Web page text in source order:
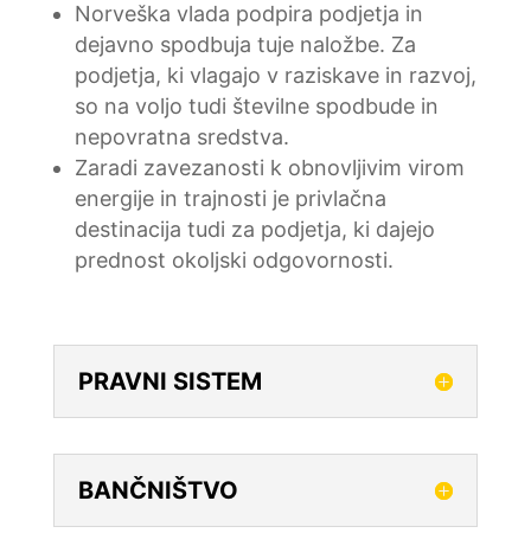
Norveška vlada podpira podjetja in
dejavno spodbuja tuje naložbe. Za
podjetja, ki vlagajo v raziskave in razvoj,
so na voljo tudi številne spodbude in
nepovratna sredstva.
Zaradi zavezanosti k obnovljivim virom
energije in trajnosti je privlačna
destinacija tudi za podjetja, ki dajejo
prednost okoljski odgovornosti.
PRAVNI SISTEM
BANČNIŠTVO